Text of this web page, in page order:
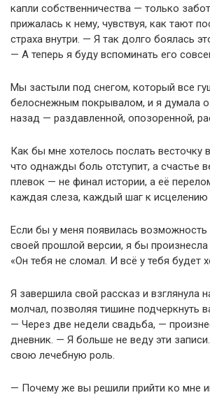
капли собственничества — только
прижалась к нему, чувствуя, как тают
страха внутри. — Я так долго боялась
— А теперь я буду вспоминать его
Мы застыли под снегом, который все
белоснежным покрывалом, и я думала
назад — раздавленной, опозоренной,
Как бы мне хотелось послать весточку
что однажды боль отступит, а счастье
плевок — не финал истории, а её
каждая слеза, каждый шаг к исцелению
Если бы у меня появилась возможность
своей прошлой версии, я бы
«Он тебя не сломал. И всё у тебя будет
Я завершила свой рассказ и взглянула
молчал, позволяя тишине подчеркнуть
— Через две недели свадьба, —
дневник. — Я больше не веду эти
свою лечебную роль.
— Почему же вы решили прийти ко мне